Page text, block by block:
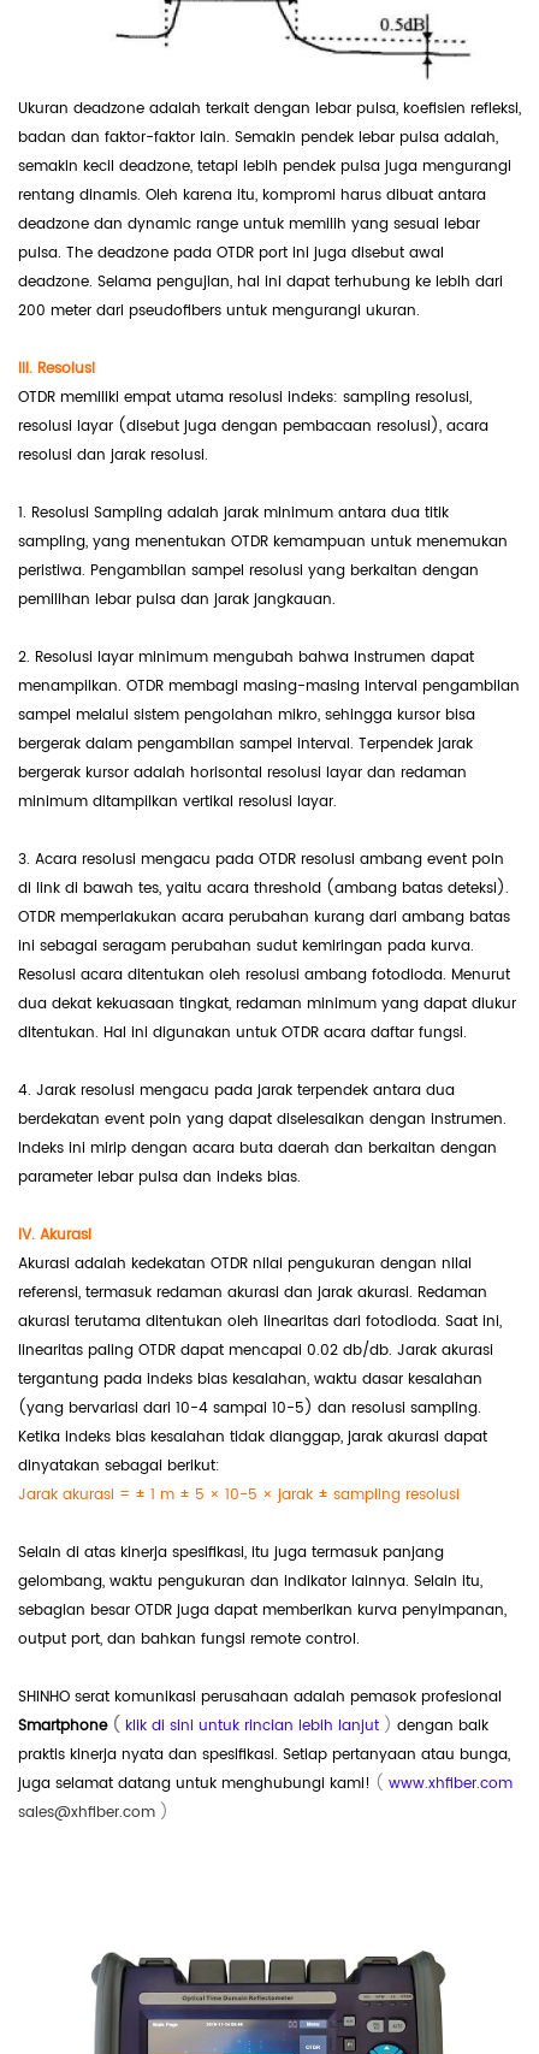
Ukuran deadzone adalah terkait dengan lebar pulsa, koefisien refleksi,
badan dan faktor-faktor lain. Semakin pendek lebar pulsa adalah,
semakin kecil deadzone, tetapi lebih pendek pulsa juga mengurangi
rentang dinamis. Oleh karena itu, kompromi harus dibuat antara
deadzone dan dynamic range untuk memilih yang sesuai lebar
pulsa. The deadzone pada OTDR port ini juga disebut awal
deadzone. Selama pengujian, hal ini dapat terhubung ke lebih dari
200 meter dari pseudofibers untuk mengurangi ukuran.
III. Resolusi
OTDR memiliki empat utama resolusi indeks: sampling resolusi,
resolusi layar (disebut juga dengan pembacaan resolusi), acara
resolusi dan jarak resolusi.
1. Resolusi Sampling adalah jarak minimum antara dua titik
sampling, yang menentukan OTDR kemampuan untuk menemukan
peristiwa. Pengambilan sampel resolusi yang berkaitan dengan
pemilihan lebar pulsa dan jarak jangkauan.
2. Resolusi layar minimum mengubah bahwa instrumen dapat
menampilkan. OTDR membagi masing-masing interval pengambilan
sampel melalui sistem pengolahan mikro, sehingga kursor bisa
bergerak dalam pengambilan sampel interval. Terpendek jarak
bergerak kursor adalah horisontal resolusi layar dan redaman
minimum ditampilkan vertikal resolusi layar.
3. Acara resolusi mengacu pada OTDR resolusi ambang event poin
di link di bawah tes, yaitu acara threshold (ambang batas deteksi).
OTDR memperlakukan acara perubahan kurang dari ambang batas
ini sebagai seragam perubahan sudut kemiringan pada kurva.
Resolusi acara ditentukan oleh resolusi ambang fotodioda. Menurut
dua dekat kekuasaan tingkat, redaman minimum yang dapat diukur
ditentukan. Hal ini digunakan untuk OTDR acara daftar fungsi.
4. Jarak resolusi mengacu pada jarak terpendek antara dua
berdekatan event poin yang dapat diselesaikan dengan instrumen.
Indeks ini mirip dengan acara buta daerah dan berkaitan dengan
parameter lebar pulsa dan indeks bias.
IV. Akurasi
Akurasi adalah kedekatan OTDR nilai pengukuran dengan nilai
referensi, termasuk redaman akurasi dan jarak akurasi. Redaman
akurasi terutama ditentukan oleh linearitas dari fotodioda. Saat ini,
linearitas paling OTDR dapat mencapai 0.02 db/db. Jarak akurasi
tergantung pada indeks bias kesalahan, waktu dasar kesalahan
(yang bervariasi dari 10-4 sampai 10-5) dan resolusi sampling.
Ketika indeks bias kesalahan tidak dianggap, jarak akurasi dapat
dinyatakan sebagai berikut:
Jarak akurasi = ± 1 m ± 5 × 10-5 × jarak ± sampling resolusi
Selain di atas kinerja spesifikasi, itu juga termasuk panjang
gelombang, waktu pengukuran dan indikator lainnya. Selain itu,
sebagian besar OTDR juga dapat memberikan kurva penyimpanan,
output port, dan bahkan fungsi remote control.
SHINHO serat komunikasi perusahaan adalah pemasok profesional
Smartphone ( klik di sini untuk rincian lebih lanjut ) dengan baik
praktis kinerja nyata dan spesifikasi. Setiap pertanyaan atau bunga,
juga selamat datang untuk menghubungi kami! ( www.xhfiber.com
sales@xhfiber.com )